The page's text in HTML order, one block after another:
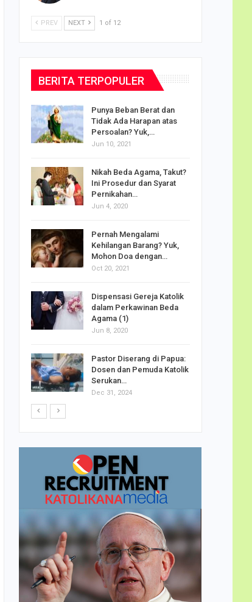
NEXT
BERITA TERPOPULER
Tidak Ada Harapan atas
Persoalan? Yuk,…
Jun 10, 2021
Ini Prosedur dan Syarat
Pernikahan…
Jun 4, 2020
Kehilangan Barang? Yuk,
Mohon Doa dengan…
Oct 20, 2021
dalam Perkawinan Beda
Agama (1)
Jun 8, 2020
Dosen dan Pemuda Katolik
Serukan…
Dec 31, 2024